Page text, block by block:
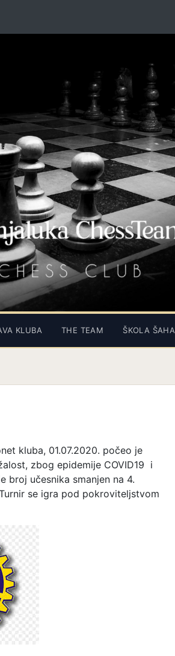
KLUBA THE TEAM ŠKOLA ŠAHA
kluba, 01.07.2020. počeo je
zbog epidemije COVID19 i
broj učesnika smanjen na 4.
se igra pod pokroviteljstvom